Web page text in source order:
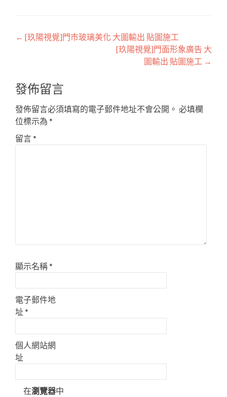
Post
← [玖陽視覺]門市玻璃美化 大圖輸出 貼圖施工
[玖陽視覺]門面形象廣告 大
圖輸出 貼圖施工 →
發佈留言
發佈留言必須填寫的電子郵件地址不會公開。 必填欄
位標示為 *
留言*
顯示名稱*
電子郵件地
址*
個人網站網
址
在瀏覽器中